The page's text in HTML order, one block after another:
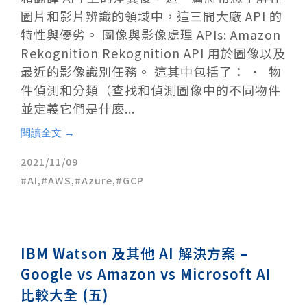
圖片和影片辨識的領域中，這三間大廠 API 的
特性與優劣。 圖像與影像處理 APIs: Amazon
Rekognition Rekognition API 用於圖像以及
最近的影像識別任務。 這其中包括了： • 物
件偵測和分類（查找和偵測圖像中的不同物件
並定義它們是什麼...
閱讀全文 →
2021/11/09
AI, AWS, Azure, GCP
IBM Watson 及其他 AI 解決方案 –
Google vs Amazon vs Microsoft AI
比較大全 (五)